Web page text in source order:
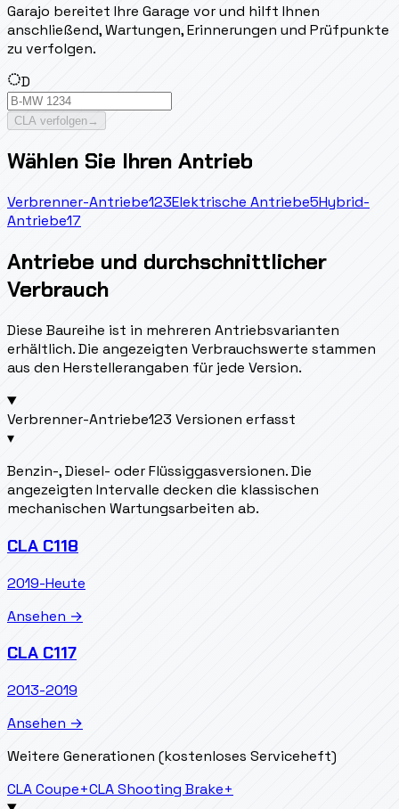
Garajo bereitet Ihre Garage vor und hilft Ihnen
anschließend, Wartungen, Erinnerungen und Prüfpunkte
zu verfolgen.
D
CLA verfolgen →
Wählen Sie Ihren Antrieb
Verbrenner-Antriebe123Elektrische Antriebe5Hybrid-
Antriebe17
Antriebe und durchschnittlicher
Verbrauch
Diese Baureihe ist in mehreren Antriebsvarianten
erhältlich. Die angezeigten Verbrauchswerte stammen
aus den Herstellerangaben für jede Version.
Verbrenner-Antriebe123 Versionen erfasst
▾
Benzin-, Diesel- oder Flüssiggasversionen. Die
angezeigten Intervalle decken die klassischen
mechanischen Wartungsarbeiten ab.
CLA C118
2019-Heute
Ansehen →
CLA C117
2013-2019
Ansehen →
Weitere Generationen (kostenloses Serviceheft)
CLA Coupe+CLA Shooting Brake+